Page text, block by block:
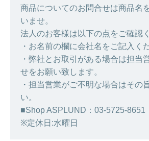
商品についてのお問合せは商品名
いませ。
法人のお客様は以下の点をご確認
・お名前の欄に会社名をご記入く
・弊社とお取引がある場合は担当
せをお願い致します。
・担当営業がご不明な場合はその
い。
■Shop ASPLUND：03-5725-8651
※定休日:水曜日